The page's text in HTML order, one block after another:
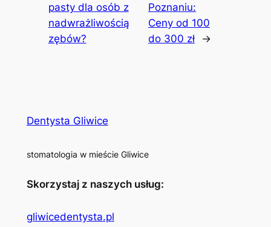
pasty dla osób z
nadwrażliwością
zębów?
Poznaniu:
Ceny od 100
do 300 zł
→
Dentysta Gliwice
stomatologia w mieście Gliwice
Skorzystaj z naszych usług:
gliwicedentysta.pl